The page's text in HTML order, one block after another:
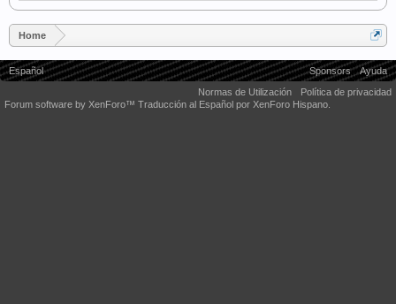
Home
Español Sponsors
Ayuda
Normas de Utilización
Política de privacidad
Forum software by XenForo™ Traducción al Español por XenForo Hispano.